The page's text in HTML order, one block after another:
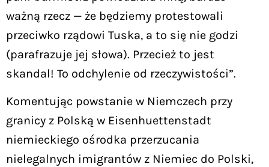
ważną rzecz — że będziemy protestowali
przeciwko rządowi Tuska, a to się nie godzi
(parafrazuje jej słowa). Przecież to jest
skandal! To odchylenie od rzeczywistości”.
Komentując powstanie w Niemczech przy
granicy z Polską w Eisenhuettenstadt
niemieckiego ośrodka przerzucania
nielegalnych imigrantów z Niemiec do Polski,